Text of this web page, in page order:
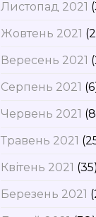
Листопад 2021
Жовтень 2021
Вересень 2021
Серпень 2021
Червень 2021
Травень 2021
Квітень 2021 (35)
Березень 2021